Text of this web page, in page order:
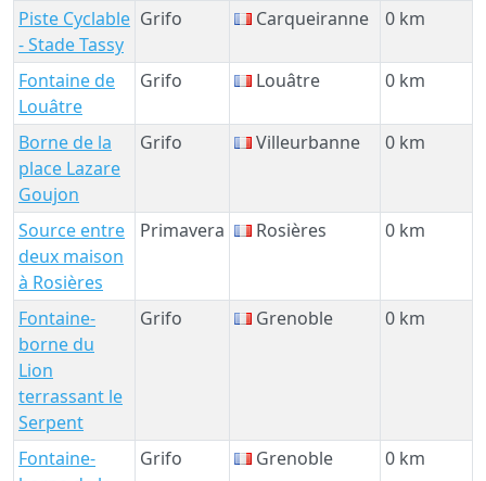
Piste Cyclable
- Stade Tassy
Grifo Carqueiranne 0 km
Fontaine de
Louâtre
Grifo Louâtre 0 km
Borne de la
place Lazare
Goujon
Grifo Villeurbanne 0 km
Source entre
deux maison
à Rosières
Primavera Rosières 0 km
Fontaine-
borne du
Lion
terrassant le
Serpent
Grifo Grenoble 0 km
Fontaine-
Grifo Grenoble 0 km